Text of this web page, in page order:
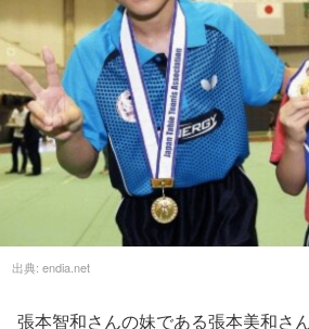
出典: endia.net
張本智和さんの妹である張本美和さ